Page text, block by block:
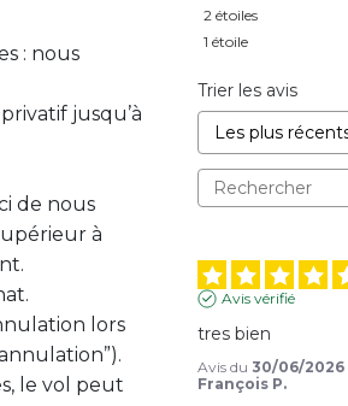
2 étoiles
1 étoile
Trier les avis
Avis vérifié
tres bien
Avis du 30/06/2026
François P.
: nous
jusqu’à
de nous
à
lors
le vol peut